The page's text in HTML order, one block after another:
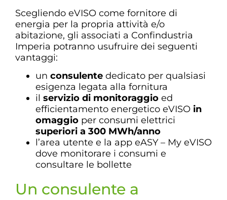
Scegliendo eVISO come fornitore di
energia per la propria attività e/o
abitazione, gli associati a Confindustria
Imperia potranno usufruire dei seguenti
vantaggi:
un consulente dedicato per qualsiasi
esigenza legata alla fornitura
il servizio di monitoraggio ed
efficientamento energetico eVISO in
omaggio per consumi elettrici
superiori a 300 MWh/anno
l’area utente e la app eASY – My eVISO
dove monitorare i consumi e
consultare le bollette
Un consulente a